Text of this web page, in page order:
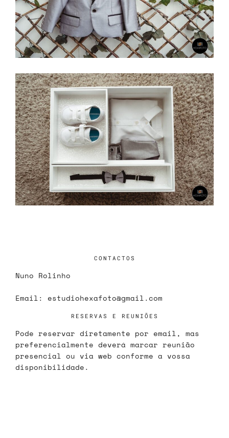
CONTACTOS
Nuno Rolinho
Email: estudiohexafoto@gmail.com
RESERVAS E REUNIÕES
Pode reservar diretamente por email, mas
preferencialmente deverá marcar reunião
presencial ou via web conforme a vossa
disponibilidade.